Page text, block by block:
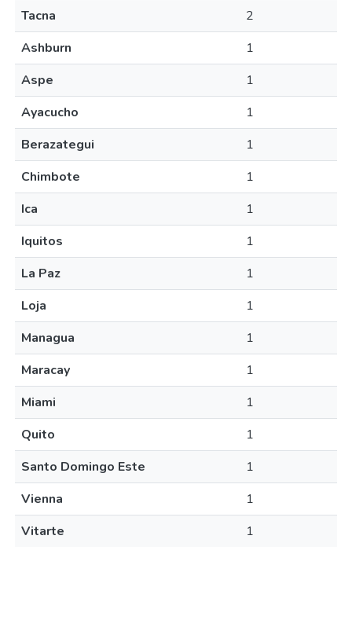
Tacna
2
Ashburn
1
Aspe
1
Ayacucho
1
Berazategui
1
Chimbote
1
Ica
1
Iquitos
1
La Paz
1
Loja
1
Managua
1
Maracay
1
Miami
1
Quito
1
Santo Domingo Este
1
Vienna
1
Vitarte
1